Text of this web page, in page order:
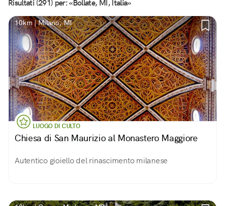
Risultati (291) per: «Bollate, MI, Italia»
10km | Milano, MI
LUOGO DI CULTO
Chiesa di San Maurizio al Monastero Maggiore
Autentico gioiello del rinascimento milanese